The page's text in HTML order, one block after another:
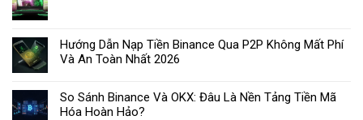
Hướng Dẫn Nạp Tiền Binance Qua P2P Không Mất Phí
Và An Toàn Nhất 2026
So Sánh Binance Và OKX: Đâu Là Nền Tảng Tiền Mã
Hóa Hoàn Hảo?